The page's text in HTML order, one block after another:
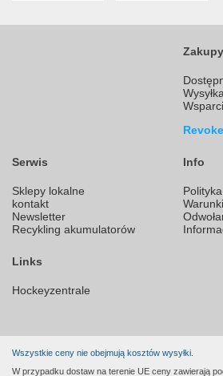
Zakupy
Serwis
Sklepy lokalne
kontakt
Newsletter
Recykling akumulatorów
Info
Links
Hockeyzentrale
Wszystkie ceny nie obejmują kosztów wysyłki.
W przypadku dostaw na terenie UE ceny zawierają